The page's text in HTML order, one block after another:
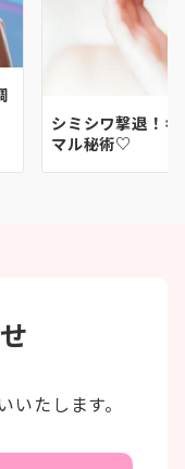
シミシワ撃退！
マル秘術♡
たします。